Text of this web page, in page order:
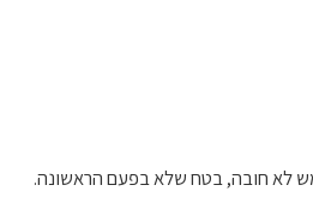
לא חובה, בטח שלא בפעם הראשונה.